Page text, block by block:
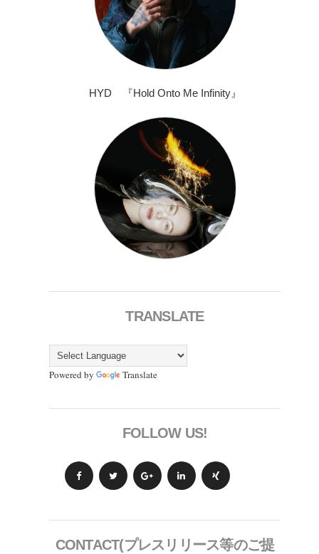
HYD 『Hold Onto Me Infinity』
TRANSLATE
Powered by Translate
FOLLOW US!
CONTACT(プレスリリース等のご提